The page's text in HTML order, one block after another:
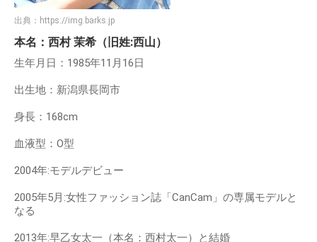
出典： https://img.barks.jp
本名：西村 茉希（旧姓:西山）
生年月日：1985年11月16日
出生地：新潟県長岡市
身長：168cm
血液型：O型
2004年:モデルデビュー
2005年5月:女性ファッション誌「CanCam」の専属モデルと
なる
2013年:早乙女太一（本名：西村太一）と結婚